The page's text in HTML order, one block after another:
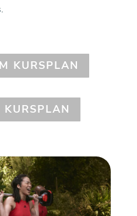
KURSPLAN